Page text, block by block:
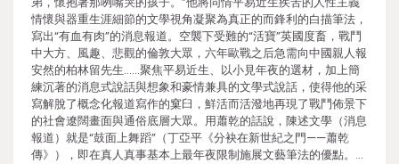
情懷與器重生涯細節的文學視角凝聚為真正的而鋒利的白描筆法，
寫出“有血有肉”的消息報道。空襲下受難的“活寶”英國度畜，戰鬥
中大方、風趣、悲觀的倫敦大眾，六年歐戰之后急需向中國親人報
安然的柏林留先生……聚焦平易近生、以小見年夜的選材，加上簡
練沉著的消息式說話與想象和豪情兼具的文學式說話，使得他的采
寫解脫了概念化報道寫作的窠臼，鮮活而活潑地再現了戰鬥佈景下
的社會遼闊畫面與通俗底層大眾。用蕭乾的話說，陳述文學（消息
報道）就是“鼓面上舞蹈”（丁亞平《分袂在新世紀之門——蕭乾
傳》），即在真人真事基本上最年夜限制施展文藝筆法的優點。…